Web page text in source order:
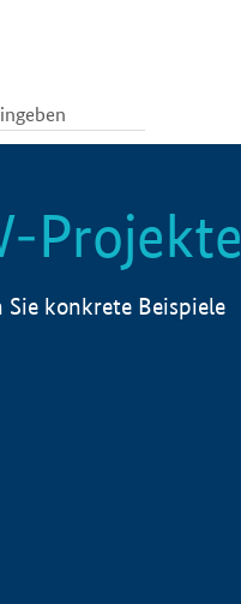
Projekte
konkrete Beispiele